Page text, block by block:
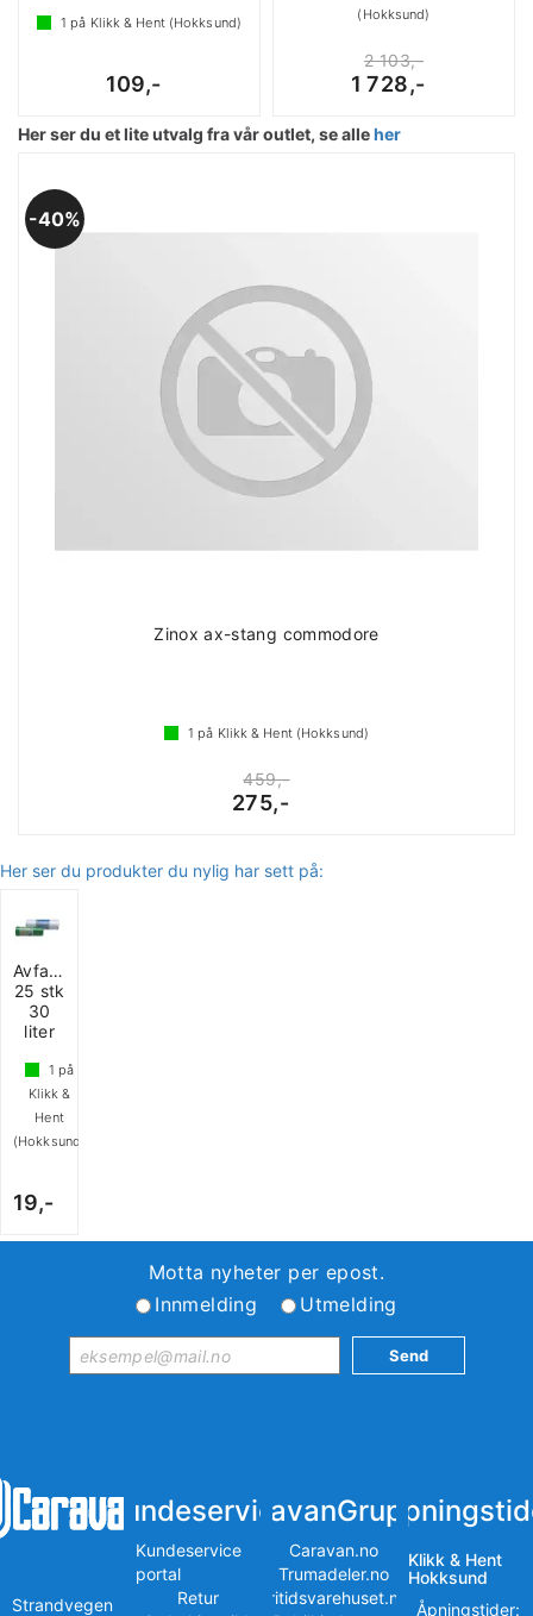
1 på Klikk & Hent (Hokksund)
109,-
(Hokksund)
2 103,-
1 728,-
Her ser du et lite utvalg fra vår outlet, se alleher
40%
Zinox ax-stang commodore
1 på Klikk & Hent (Hokksund)
459,-
275,-
Her ser du produkter du nylig har sett på:
Avfallssekker
25 stk
30
liter
1 på
Klikk &
Hent
(Hokksund)
19,-
Motta nyheter per epost.
Innmelding
Utmelding
Strandvegen
Kundeservice
Kundeservice
portal
Retur
iCaravanGruppen
Caravan.no
Trumadeler.no
Fritidsvarehuset.no
Klikk & Hent
Hokksund
Åpningstider: